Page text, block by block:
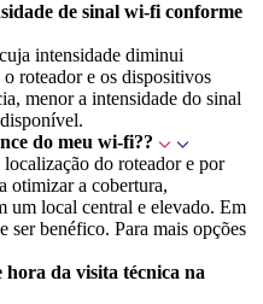
de sinal wi-fi conforme
intensidade diminui
roteador e os dispositivos
menor a intensidade do sinal
do meu wi-fi??
do roteador e por
otimizar a cobertura,
um local central e elevado. Em
ser benéfico. Para mais opções
da visita técnica na